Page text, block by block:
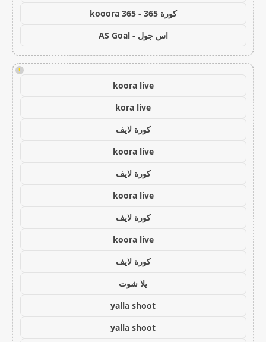
كورة 365 - kooora 365
اس جول - AS Goal
!
koora live
kora live
كورة لايف
koora live
كورة لايف
koora live
كورة لايف
koora live
كورة لايف
يلا شوت
yalla shoot
yalla shoot